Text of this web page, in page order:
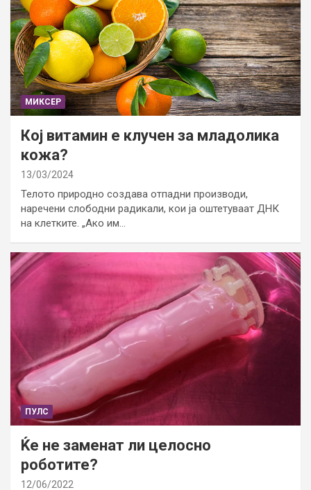
МИКСЕР
Кој витамин е клучен за младолика
кожа?
13/03/2024
Телото природно создава отпадни производи,
наречени слободни радикали, кои ја оштетуваат ДНК
на клетките. „Ако им…
ПУЛС
Ќе не заменат ли целосно
роботите?
12/06/2022